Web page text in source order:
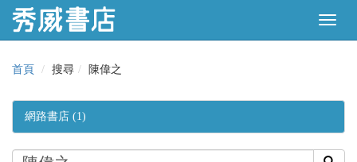
首頁 搜尋 陳偉之
網路書店 (1)